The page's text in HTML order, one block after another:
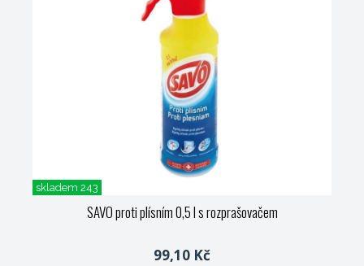
skladem 243
SAVO proti plísním 0,5 l s rozprašovačem
99,10 Kč